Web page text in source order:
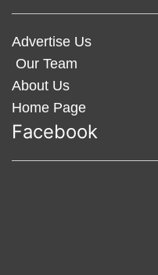
Advertise Us
Our Team
About Us
Home Page
Facebook